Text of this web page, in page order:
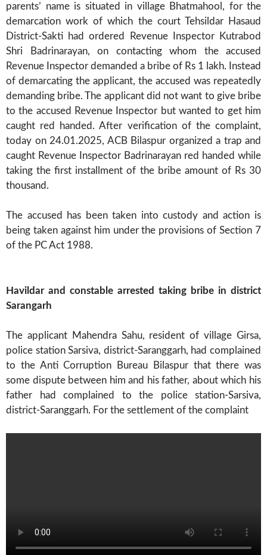
parents’ name is situated in village Bhatmahool, for the
demarcation work of which the court Tehsildar Hasaud
District-Sakti had ordered Revenue Inspector Kutrabod
Shri Badrinarayan, on contacting whom the accused
Revenue Inspector demanded a bribe of Rs 1 lakh. Instead
of demarcating the applicant, the accused was repeatedly
demanding bribe. The applicant did not want to give bribe
to the accused Revenue Inspector but wanted to get him
caught red handed. After verification of the complaint,
today on 24.01.2025, ACB Bilaspur organized a trap and
caught Revenue Inspector Badrinarayan red handed while
taking the first installment of the bribe amount of Rs 30
thousand.
The accused has been taken into custody and action is
being taken against him under the provisions of Section 7
of the PC Act 1988.
Havildar and constable arrested taking bribe in district
Sarangarh
The applicant Mahendra Sahu, resident of village Girsa,
police station Sarsiva, district-Saranggarh, had complained
to the Anti Corruption Bureau Bilaspur that there was
some dispute between him and his father, about which his
father had complained to the police station-Sarsiva,
district-Saranggarh. For the settlement of the complaint